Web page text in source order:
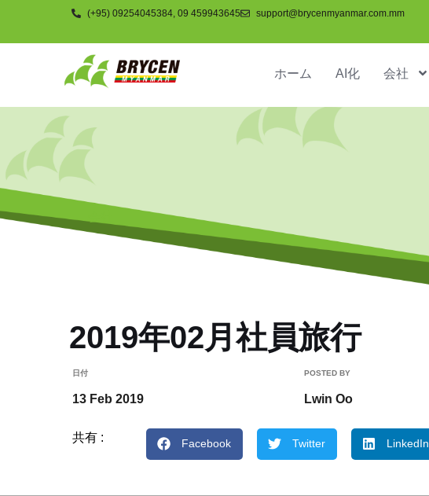
(+95) 09254045384, 09 459943645 support@brycenmyanmar.com.mm
ホーム AI化 会社
2019年02月社員旅行
日付
13 Feb 2019
POSTED BY
Lwin Oo
共有 : Facebook Twitter LinkedIn